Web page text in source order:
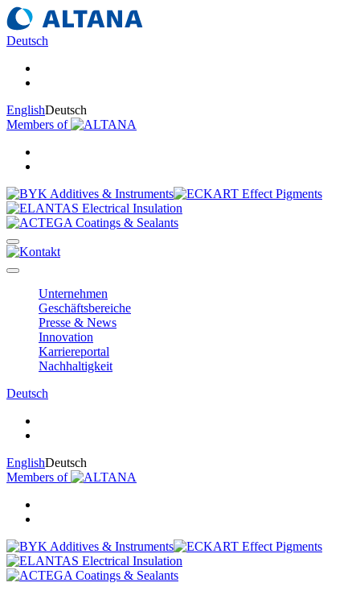
Deutsch
EnglishDeutsch
Members of
Unternehmen
Geschäftsbereiche
Presse & News
Innovation
Karriereportal
Nachhaltigkeit
Deutsch
EnglishDeutsch
Members of